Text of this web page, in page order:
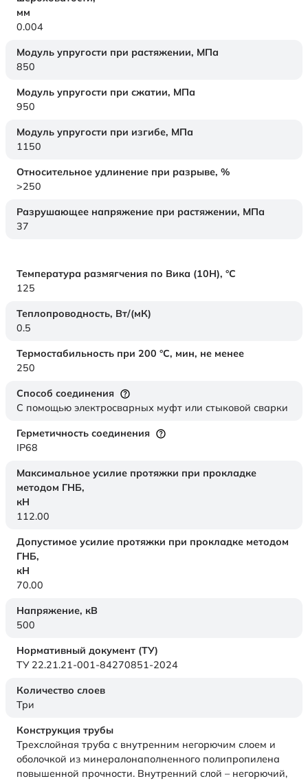
мм
0.004
Модуль упругости при растяжении, МПа
850
Модуль упругости при сжатии, МПа
950
Модуль упругости при изгибе, МПа
1150
Относительное удлинение при разрыве, %
>250
Разрушающее напряжение при растяжении, МПа
37
Температура размягчения по Вика (10Н), °C
125
Теплопроводность, Вт/(мК)
0.5
Термостабильность при 200 °С, мин, не менее
250
Способ соединения
С помощью электросварных муфт или стыковой сварки
Герметичность соединения
IP68
Максимальное усилие протяжки при прокладке
методом ГНБ,
кН
112.00
Допустимое усилие протяжки при прокладке методом
ГНБ,
кН
70.00
Напряжение, кВ
500
Нормативный документ (ТУ)
ТУ 22.21.21-001-84270851-2024
Количество слоев
Три
Конструкция трубы
Трехслойная труба с внутренним негорючим слоем и
оболочкой из минералонаполненного полипропилена
повышенной прочности. Внутренний слой – негорючий,